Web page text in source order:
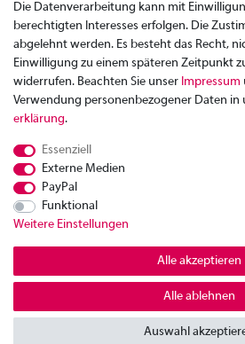
Zahlung
Rücksendung
Datenschutzerklärung
AGB
Widerrufsrecht
Die Datenverarbeitung kann mit
berechtigten Interesses erfolgen. Die
abgelehnt werden. Es besteht das Recht,
Einwilligung zu einem späteren Zeitpunkt
widerrufen. Beachten Sie unser Impressum
Verwendung personenbezogener Daten in
erklärung.
Essenziell
Externe Medien
PayPal
Funktional
Weitere Einstellungen
Alle akzeptieren
Alle ablehnen
Auswahl